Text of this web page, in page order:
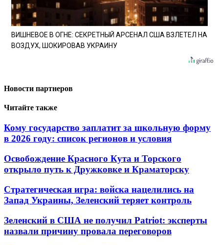
ВИШНЕВОЕ В ОГНЕ: СЕКРЕТНЫЙ АРСЕНАЛ США ВЗЛЕТЕЛ НА
ВОЗДУХ, ШОКИРОВАВ УКРАИНУ
Новости партнеров
Читайте также
Кому государство заплатит за школьную форму
в 2026 году: список регионов и условия
Освобождение Красного Кута и Торского
открыло путь к Дружковке и Краматорску
Стратегическая игра: войска нацелились на
Запад Украины, Зеленский теряет контроль
Зеленский в США не получил Patriot: эксперты
назвали причину провала переговоров